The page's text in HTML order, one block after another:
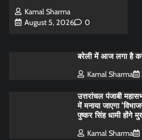
Kamal Sharma
August 5, 2026
0
बरेली में आज लगा है
Kamal Sharma
उत्तरांचल पंजाबी
में मनाया जाएगा
पुष्कर सिंह धामी होंगे
Kamal Sharma